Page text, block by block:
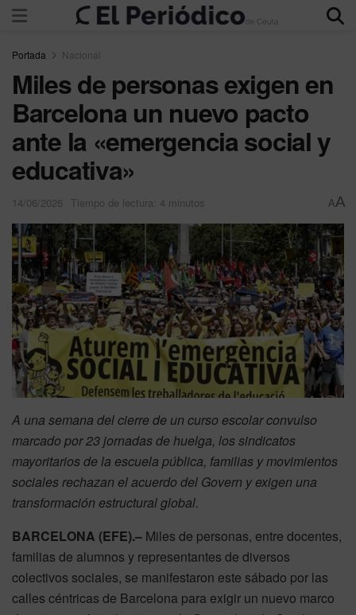
Portada Nacional
Miles de personas exigen en
Barcelona un nuevo pacto
ante la «emergencia social y
educativa»
14/06/2026 Tiempo de lectura: 4 minutos AA
A una semana del cierre de un curso escolar convulso
marcado por 23 jornadas de huelga, los sindicatos
mayoritarios de la escuela pública, familias y movimientos
sociales rechazan el acuerdo del Govern y exigen una
transformación estructural global.
BARCELONA (EFE).– Miles de personas, entre docentes,
familias de alumnos y representantes de diversos
colectivos sociales, se manifestaron este sábado por las
calles céntricas de Barcelona para exigir un nuevo marco